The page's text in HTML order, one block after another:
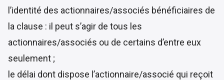
l’identité des actionnaires/associés bénéficiaires de
la clause : il peut s’agir de tous les
actionnaires/associés ou de certains d’entre eux
seulement ;
le délai dont dispose l’actionnaire/associé qui reçoit